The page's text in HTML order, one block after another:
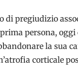
pregiudizio
persona,
la sua
corticale